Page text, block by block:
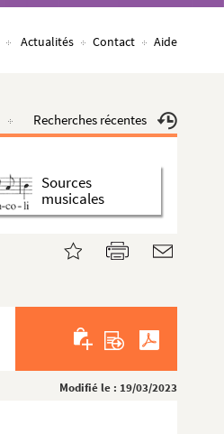
Actualités Contact Aide
Recherches récentes
Sources
musicales
Modifié le : 19/03/2023